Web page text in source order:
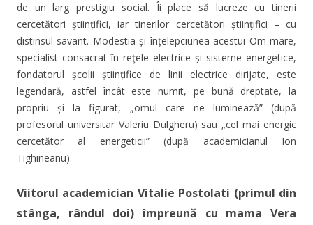
de un larg prestigiu social. Îi place să lucreze cu tinerii
cercetători științifici, iar tinerilor cercetători științifici – cu
distinsul savant. Modestia și înțelepciunea acestui Om mare,
specialist consacrat în reţele electrice și sisteme energetice,
fondatorul școlii științifice de linii electrice dirijate, este
legendară, astfel încât este numit, pe bună dreptate, la
propriu și la figurat, „omul care ne luminează” (după
profesorul universitar Valeriu Dulgheru) sau „cel mai energic
cercetător al energeticii” (după academicianul Ion
Tighineanu).
Viitorul academician Vitalie Postolati (primul din
stânga, rândul doi) împreună cu mama Vera